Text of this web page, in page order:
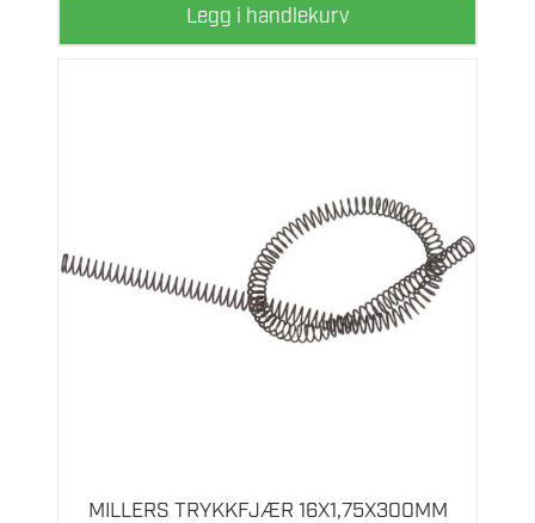
Legg i handlekurv
MILLERS TRYKKFJÆR 16X1,75X300MM